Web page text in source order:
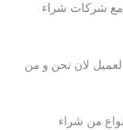
مع شركات شراء
لان نحن و من
من شراء